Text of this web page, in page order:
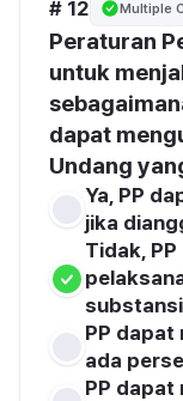
# 12 Multiple
Peraturan
untuk
dapat
Undang
Ya, PP
jika
Tidak,
PP dapat
ada
PP dapat